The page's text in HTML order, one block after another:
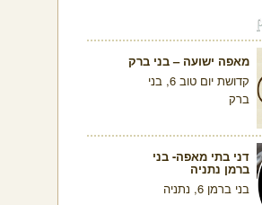
מאפה ישועה – בני ברק
קדושת יום טוב 6, בני
ברק
דני בתי מאפה- בני
ברמן נתניה
בני ברמן 6, נתניה